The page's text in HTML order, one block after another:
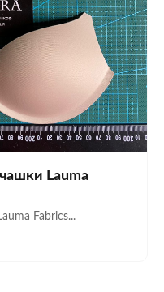
Lauma
Fabrics...